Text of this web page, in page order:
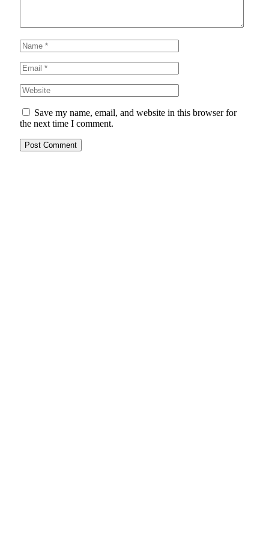
Save my name, email, and website in this browser for
the next time I comment.